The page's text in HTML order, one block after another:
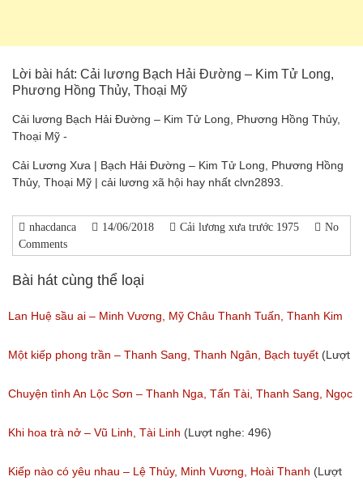
Lời bài hát: Cải lương Bạch Hải Đường – Kim Tử Long,
Phương Hồng Thủy, Thoại Mỹ
Cải lương Bạch Hải Đường – Kim Tử Long, Phương Hồng Thủy,
Thoại Mỹ -
Cải Lương Xưa | Bạch Hải Đường – Kim Tử Long, Phương Hồng
Thủy, Thoại Mỹ | cải lương xã hội hay nhất clvn2893.
nhacdanca 14/06/2018 Cải lương xưa trước 1975
No
Comments
Bài hát cùng thể loại
Lan Huệ sầu ai – Minh Vương, Mỹ Châu Thanh Tuấn, Thanh Kim
Huệ
(Lượt nghe: 2,626)
Một kiếp phong trần – Thanh Sang, Thanh Ngân, Bạch tuyết (Lượt
nghe: 924)
Chuyện tình An Lộc Sơn – Thanh Nga, Tấn Tài, Thanh Sang, Ngọc
Giàu
(Lượt nghe: 1,251)
Khi hoa trà nở – Vũ Linh, Tài Linh (Lượt nghe: 496)
Kiếp nào có yêu nhau – Lệ Thủy, Minh Vương, Hoài Thanh (Lượt